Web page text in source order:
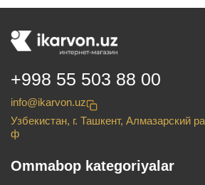
+998 55 503 88 00
info@ikarvon.uz
Узбекистан, г. Ташкент, Алмазарский
ф
Ommabop kategoriyalar